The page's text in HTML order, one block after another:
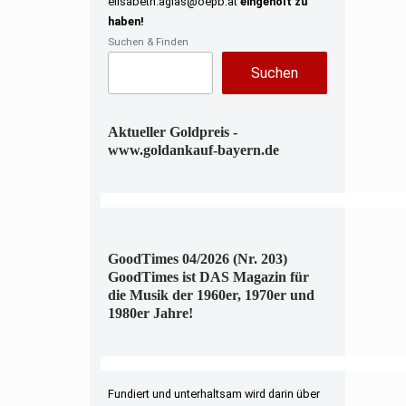
haben!
Suchen & Finden
Suchen
Aktueller Goldpreis -
www.goldankauf-bayern.de
GoodTimes 04/2026 (Nr. 203)
GoodTimes ist DAS Magazin für
die Musik der 1960er, 1970er und
1980er Jahre!
Fundiert und unterhaltsam wird darin über